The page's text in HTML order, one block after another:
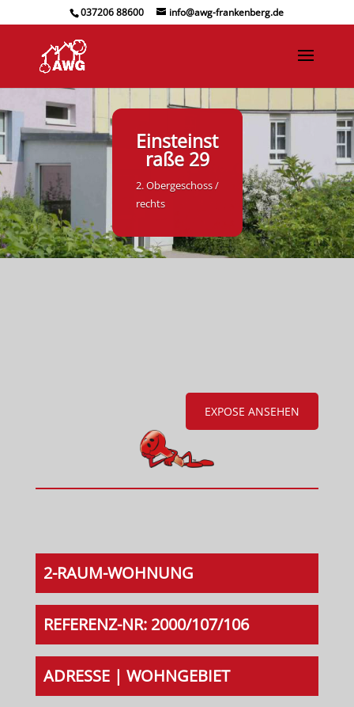
037206 88600 info@awg-frankenberg.de
Einsteinst
raße 29
2. Obergeschoss /
rechts
EXPOSE ANSEHEN
2-RAUM-WOHNUNG
REFERENZ-NR: 2000/107/106
ADRESSE | WOHNGEBIET